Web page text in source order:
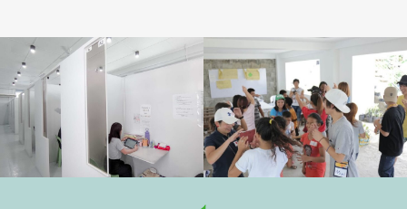
学校施設